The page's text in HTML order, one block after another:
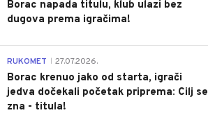
Borac napada titulu, klub ulazi bez
dugova prema igračima!
RUKOMET 27.07.2026.
Borac krenuo jako od starta, igrači
jedva dočekali početak priprema: Cilj se
zna - titula!